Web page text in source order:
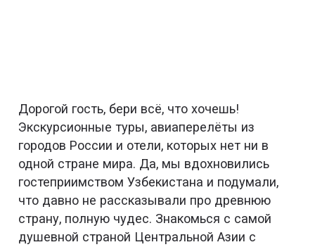
Дорогой гость, бери всё, что хочешь!
Экскурсионные туры, авиаперелёты из
городов России и отели, которых нет ни в
одной стране мира. Да, мы вдохновились
гостеприимством Узбекистана и подумали,
что давно не рассказывали про древнюю
страну, полную чудес. Знакомься с самой
душевной страной Центральной Азии с